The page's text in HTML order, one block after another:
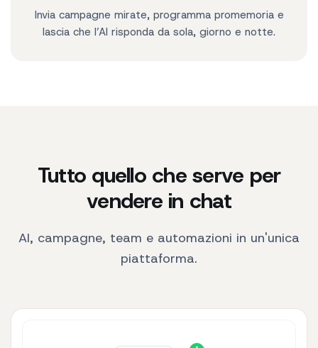
Invia campagne mirate, programma promemoria e
lascia che l’AI risponda da sola, giorno e notte.
Tutto quello che serve per
vendere in chat
AI, campagne, team e automazioni in un'unica
piattaforma.